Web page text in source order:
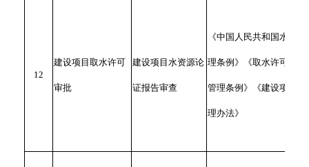
12
建设项目取水许可
审批
建设项目水资源论
证报告审查
《中国人民共和国水法
理条例》《取水许可和水
管理条例》《建设项目水
理办法》